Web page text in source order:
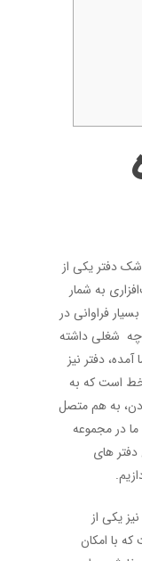
دفتر یکی از
به شمار
فراوانی در
چه شغلی داشته
دفتر نیز
خط است که به
به هم متصل
در مجموعه
دفتر های
یکی از
با امکان